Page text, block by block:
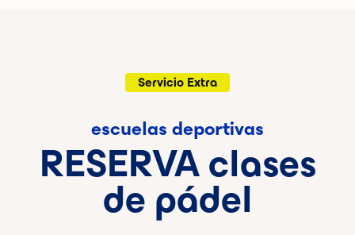
Servicio Extra
escuelas deportivas
RESERVA clases
de pádel